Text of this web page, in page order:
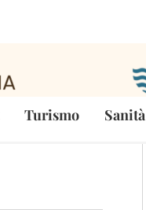
Turismo Sanità